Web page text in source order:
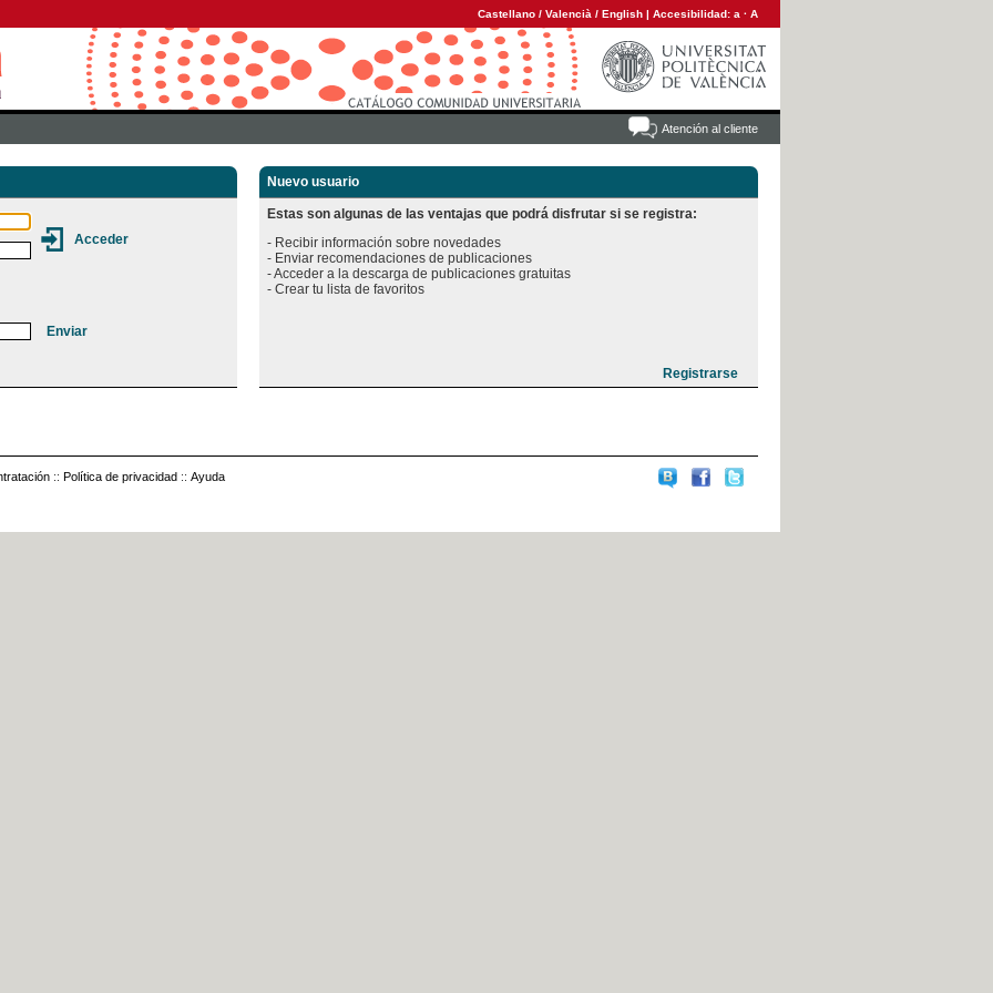
Castellano / Valencià / English | Accesibilidad: a · A
Atención al cliente
Nuevo usuario
Estas son algunas de las ventajas que podrá disfrutar si se registra:
- Recibir información sobre novedades
- Enviar recomendaciones de publicaciones
- Acceder a la descarga de publicaciones gratuitas
:: Política de privacidad :: Ayuda